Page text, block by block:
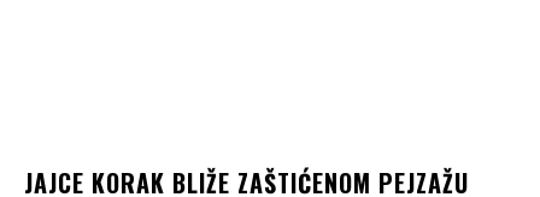
JAJCE KORAK BLIŽE ZAŠTIĆENOM PEJZAŽU